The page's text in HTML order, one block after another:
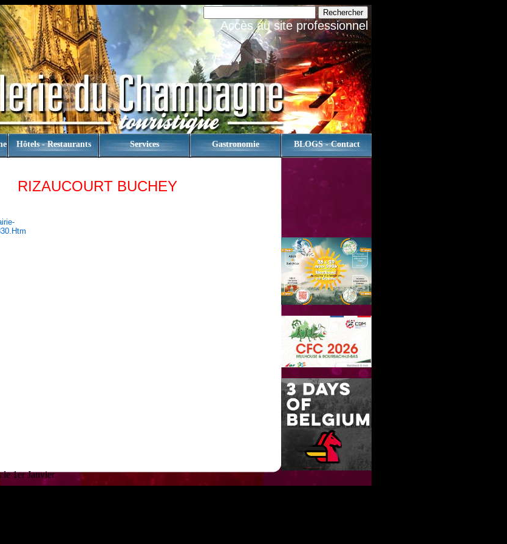
Accès au site professionnel
Hôtels - Restaurants Services Gastronomie BLOGS - Contact
RIZAUCOURT BUCHEY
le 1er Janvier